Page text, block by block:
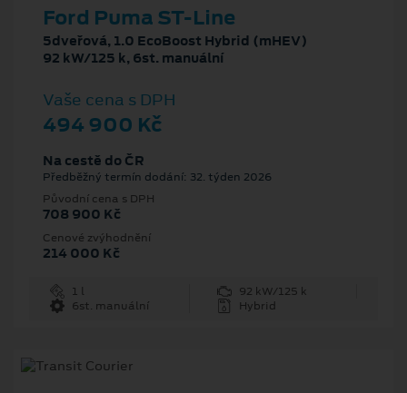
Ford Puma ST-Line
5dveřová, 1.0 EcoBoost Hybrid (mHEV)
92 kW/125 k, 6st. manuální
Vaše cena s DPH
494 900 Kč
Na cestě do ČR
Předběžný termín dodání: 32. týden 2026
Původní cena s DPH
708 900 Kč
Cenové zvýhodnění
214 000 Kč
1 l
92 kW/125 k
6st. manuální
Hybrid